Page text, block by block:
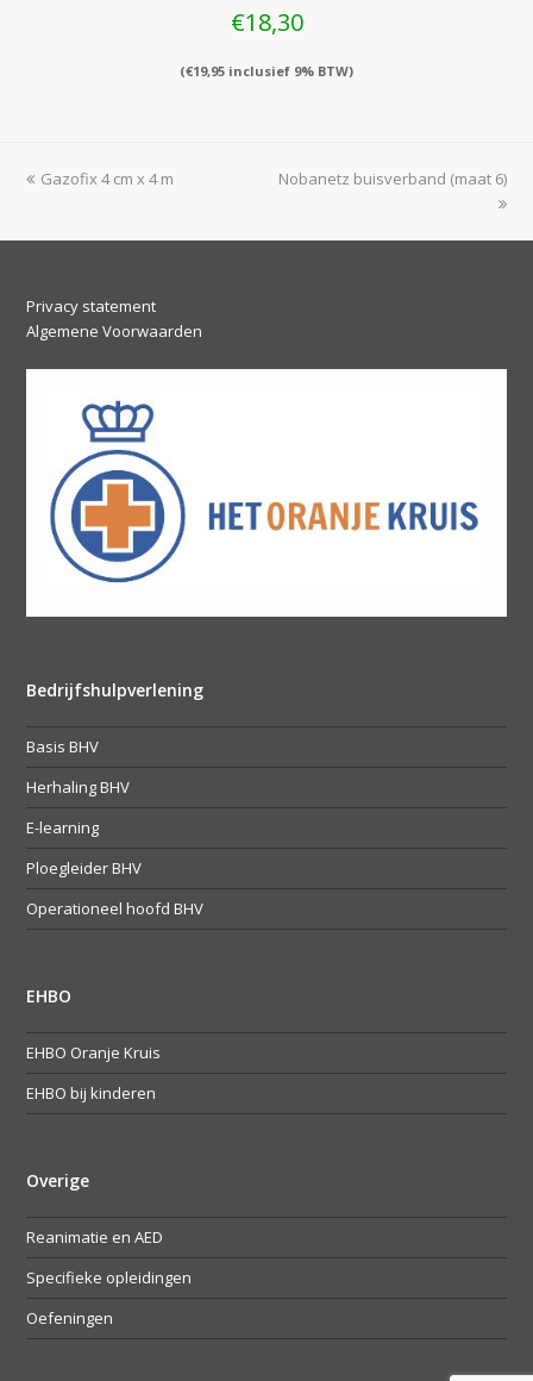
€18,30
(€19,95 inclusief 9% BTW)
previous
Gazofix 4 cm x 4 m
next
Nobanetz buisverband (maat 6)
Privacy statement
Algemene Voorwaarden
Bedrijfshulpverlening
Basis BHV
Herhaling BHV
E-learning
Ploegleider BHV
Operationeel hoofd BHV
EHBO
EHBO Oranje Kruis
EHBO bij kinderen
Overige
Reanimatie en AED
Specifieke opleidingen
Oefeningen